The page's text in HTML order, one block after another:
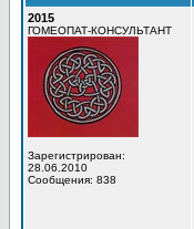
2015
ГОМЕОПАТ-КОНСУЛЬТАНТ
Зарегистрирован:
28.06.2010
Сообщения: 838